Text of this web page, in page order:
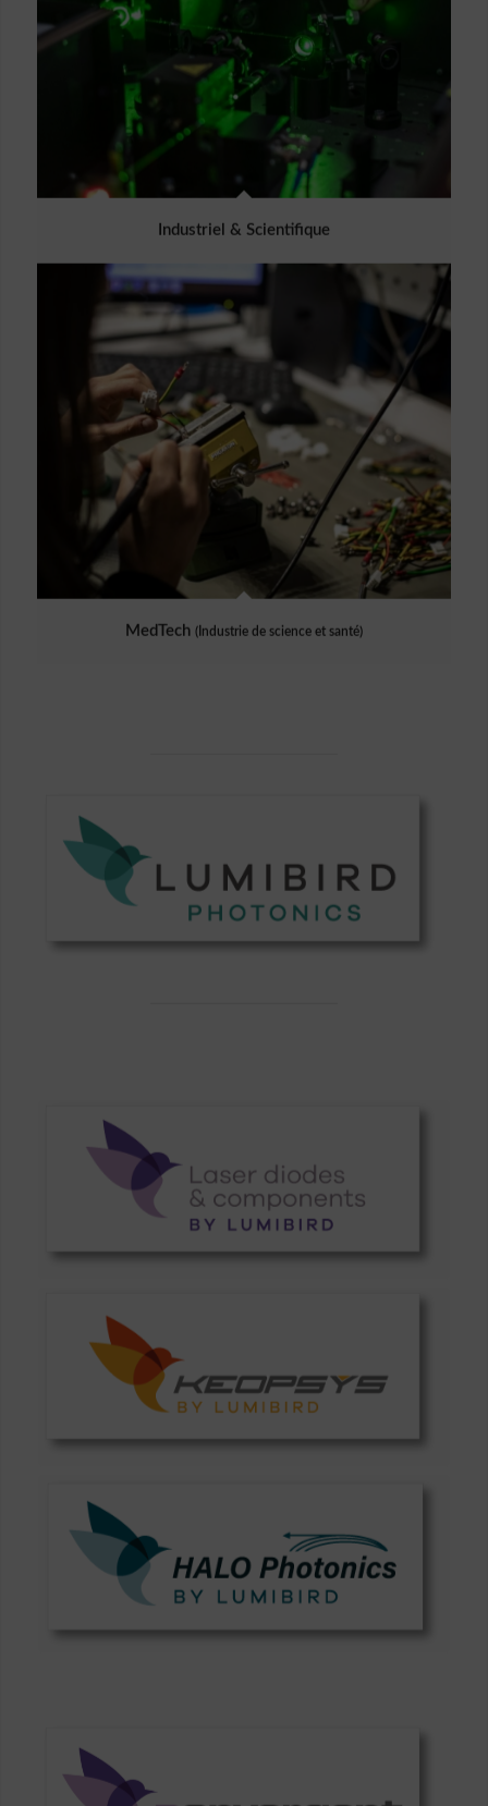
Industriel & Scientifique
MedTech(Industrie de science et santé)